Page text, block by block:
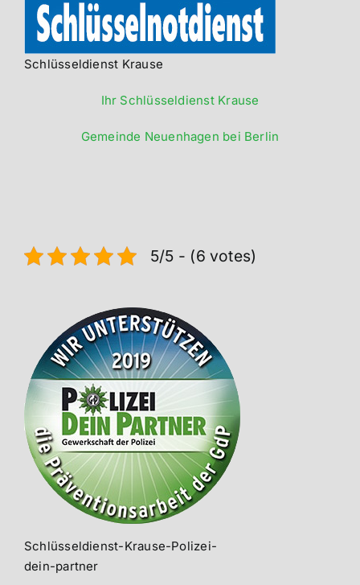
Schlüsseldienst Krause
Ihr Schlüsseldienst Krause
Gemeinde Neuenhagen bei Berlin
5/5 - (6 votes)
Schlüsseldienst-Krause-Polizei-
dein-partner